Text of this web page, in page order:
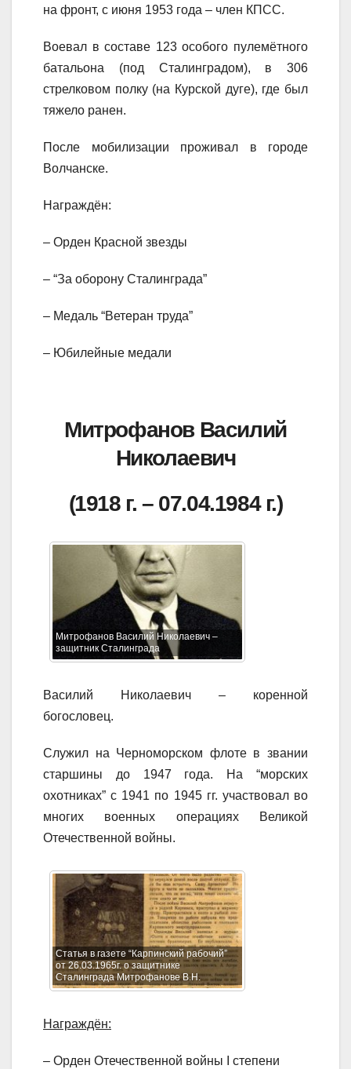
на фронт, с июня 1953 года – член КПСС.
Воевал в составе 123 особого пулемётного
батальона (под Сталинградом), в 306
стрелковом полку (на Курской дуге), где был
тяжело ранен.
После мобилизации проживал в городе
Волчанске.
Награждён:
– Орден Красной звезды
– “За оборону Сталинграда”
– Медаль “Ветеран труда”
– Юбилейные медали
Митрофанов Василий
Николаевич
(1918 г. – 07.04.1984 г.)
Митрофанов Василий Николаевич –
защитник Сталинграда
Василий Николаевич – коренной
богословец.
Служил на Черноморском флоте в звании
старшины до 1947 года. На “морских
охотниках” с 1941 по 1945 гг. участвовал во
многих военных операциях Великой
Отечественной войны.
Статья в газете “Карпинский рабочий”
от 26.03.1965г. о защитнике
Сталинграда Митрофанове В.Н.
Награждён:
– Орден Отечественной войны I степени